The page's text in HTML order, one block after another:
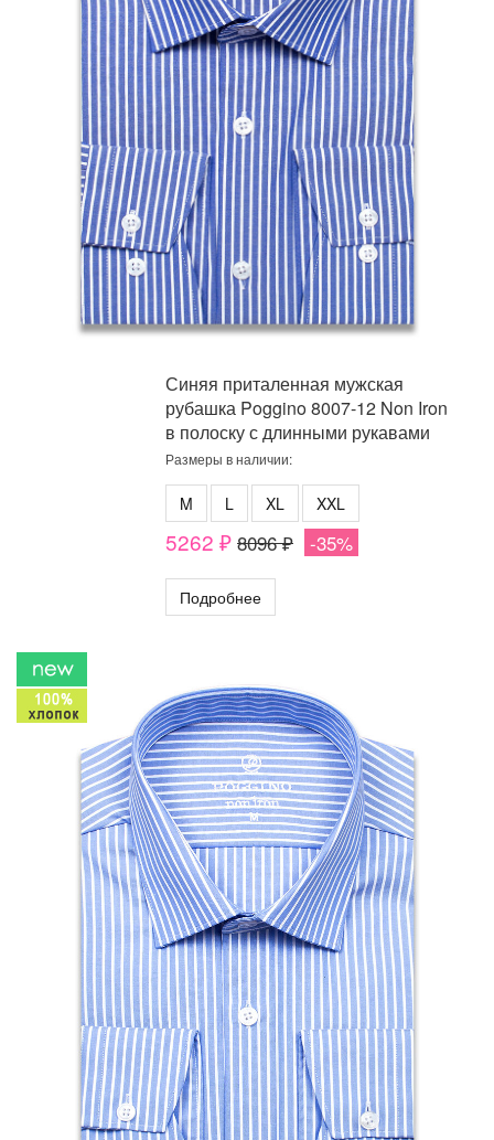
Синяя приталенная мужская
рубашка Poggino 8007-12 Non Iron
в полоску с длинными рукавами
Размеры в наличии:
M L XL XXL
5262 ₽ 8096 ₽ -35%
Подробнее